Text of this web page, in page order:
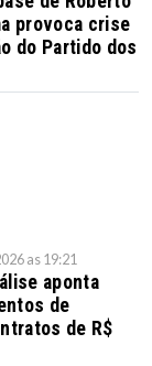
provoca crise
do Partido dos
as 19:21
aponta
de
de R$